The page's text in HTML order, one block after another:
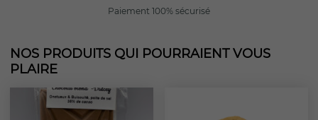
Paiement 100% sécurisé
NOS PRODUITS QUI POURRAIENT VOUS
PLAIRE